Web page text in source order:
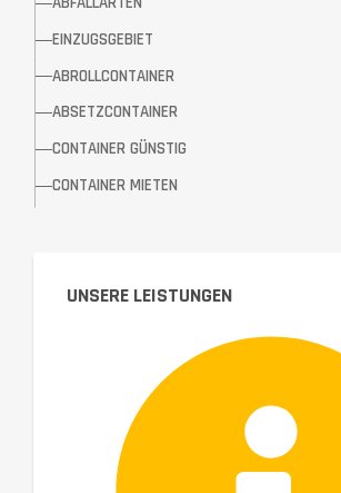
EINZUGSGEBIET
ABROLLCONTAINER
ABSETZCONTAINER
CONTAINER GÜNSTIG
CONTAINER MIETEN
UNSERE LEISTUNGEN